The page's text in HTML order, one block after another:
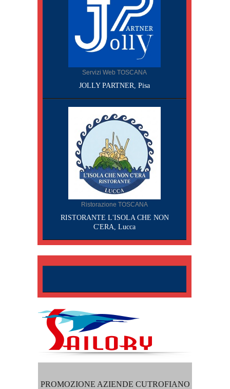
Servizi Web TOSCANA
JOLLY PARTNER, Pisa
Ristorazione TOSCANA
RISTORANTE L'ISOLA CHE NON
C'ERA, Lucca
PROMOZIONE AZIENDE CUTROFIANO